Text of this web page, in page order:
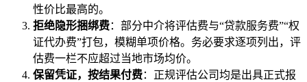
性价比最高的。
拒绝隐形捆绑费：部分中介将评估费与“贷款服务费”“权
证代办费”打包，模糊单项价格。务必要求逐项列出，评
估费一栏不应超过当地市场均价。
保留凭证，按结果付费：正规评估公司均是出具正式报